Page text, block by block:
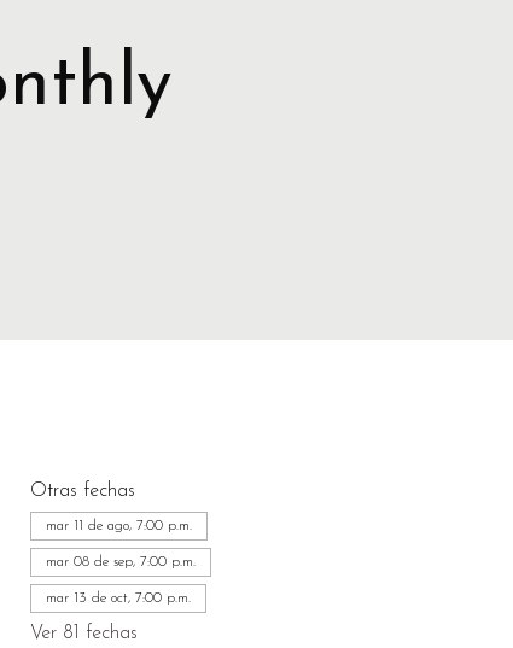
Otras fechas
mar 11 de ago, 7:00 p.m.
mar 08 de sep, 7:00 p.m.
mar 13 de oct, 7:00 p.m.
Ver 81 fechas